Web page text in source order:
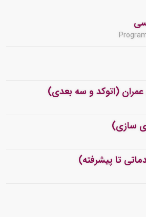
(اتوکد و سه بعدی)
سازی)